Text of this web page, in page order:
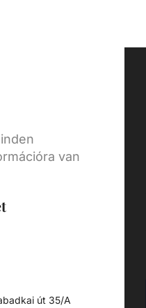
van
út 35/A